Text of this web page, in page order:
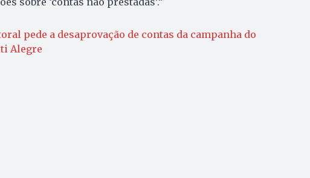
pede a desaprovação de contas da campanha do
Alegre